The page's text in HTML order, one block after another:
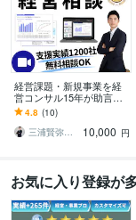
経営課題・新規事業を経
営コンサル15年が助言し
ます 【無料相談OK】成長
戦略、競合差別化、販売
戦略まで壁打ち
4.8 (10)
三浦賢弥＠経営コンサルタント
10,000 円
お気に入り登録が